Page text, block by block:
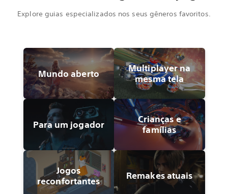
Explore guias especializados nos seus gêneros favoritos.
Mundo aberto
Multiplayer na
mesma tela
Para um jogador
Crianças e
famílias
Jogos
reconfortantes
Remakes atuais